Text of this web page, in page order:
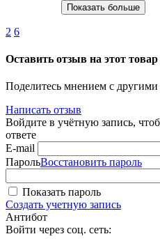
Показать больше
2 6
Оставить отзыв на этот товар
Поделитесь мнением с другими
Написать отзыв
Войдите в учётную запись,
ответе
E-mail
ПарольВосстановить пароль
Показать пароль
Создать учетную запись
Антибот
Войти через соц. сеть: